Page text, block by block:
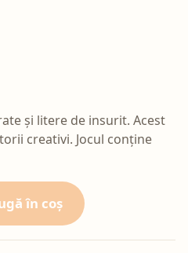
și litere de insurit. Acest
creativi. Jocul conține
în coș